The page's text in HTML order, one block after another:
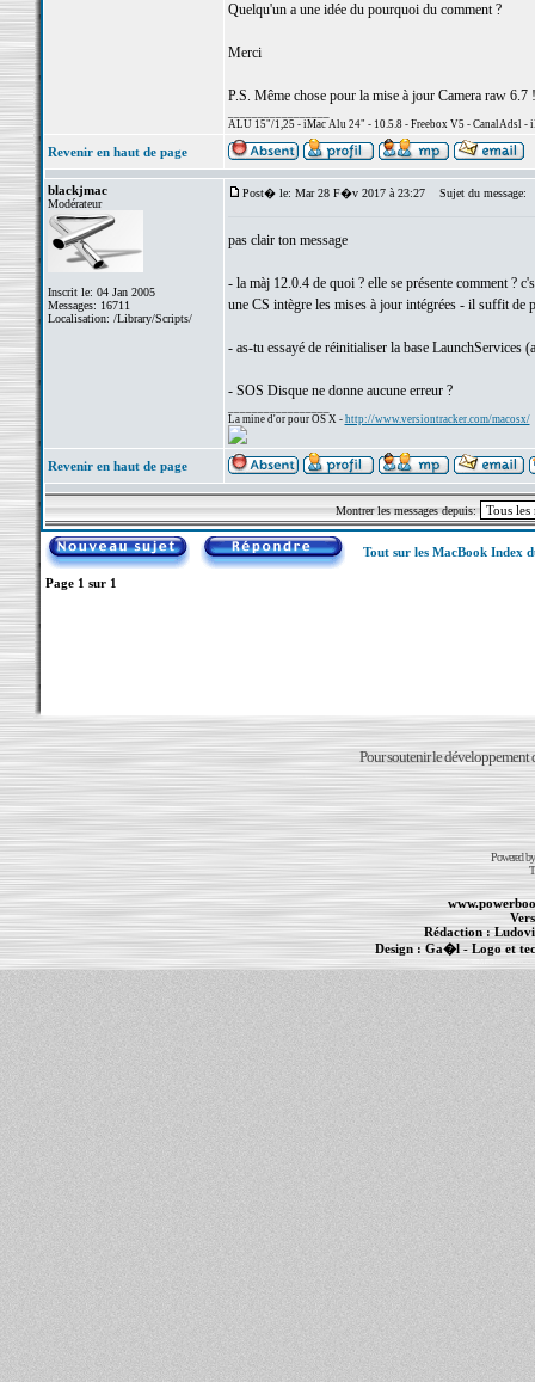
Quelqu'un a une idée du pourquoi du comment ?
Merci
P.S. Même chose pour la mise à jour Camera raw
ALU 15"/1,25 - iMac Alu 24" - 10.5.8 - Freebox V5 - CanalAdsl -
Revenir en haut de page
blackjmac
Modérateur
Inscrit le: 04 Jan 2005
Messages: 16711
Localisation: /Library/Scripts/
Post� le: Mar 28 F�v 2017 à 23:27 Sujet du message:
pas clair ton message
- la màj 12.0.4 de quoi ? elle se présente comment ?
une CS intègre les mises à jour intégrées - il suffit
- as-tu essayé de réinitialiser la base LaunchServices
- SOS Disque ne donne aucune erreur ?
La mine d'or pour OS X - http://www.versiontracker.com/macosx/
Revenir en haut de page
Montrer les messages depuis:
Tout sur les MacBook Index
Page 1 sur 1
Pour soutenir le développement
Powered
Rédaction :
Design :Ga�l- Logo et
- MacBook Pro